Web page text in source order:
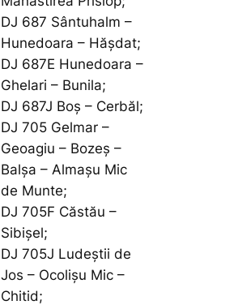
DJ 687 Sântuhalm –
Hunedoara – Hășdat;
DJ 687E Hunedoara –
Ghelari – Bunila;
DJ 687J Boș – Cerbăl;
DJ 705 Gelmar –
Geoagiu – Bozeș –
Balșa – Almașu Mic
de Munte;
DJ 705F Căstău –
Sibișel;
DJ 705J Ludeștii de
Jos – Ocolișu Mic –
Chitid;